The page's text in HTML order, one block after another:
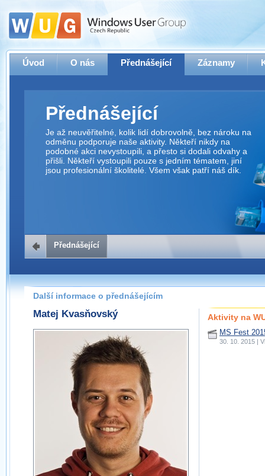
Úvod O nás Přednášející Záznamy
Přednášející
Je až neuvěřitelné, kolik lidí dobrovolně, bez nároku na
odměnu podporuje naše aktivity. Někteří nikdy na
podobné akci nevystoupili, a přesto si dodali odvahy a
přišli. Někteří vystoupili pouze s jedním tématem, jiní
jsou profesionální školitelé. Všem však patří náš dík.
Přednášející
Další informace o přednášejícím
Matej Kvasňovský Aktivity na
MS Fest
30. 10. 2015 |